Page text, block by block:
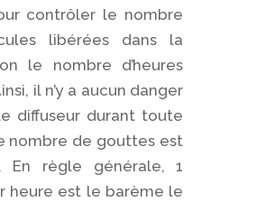
contrôler le nombre
libérées dans la
le nombre d’heures
il n’y a aucun danger
diffuseur durant toute
nombre de gouttes est
En règle générale, 1
heure est le barème le